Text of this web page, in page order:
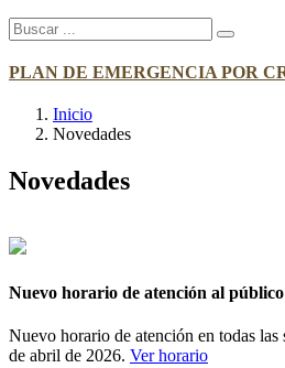
PLAN DE EMERGENCIA POR
Inicio
Novedades
Novedades
Nuevo horario de atención al público
Nuevo horario de atención en todas
de abril de 2026. Ver horario